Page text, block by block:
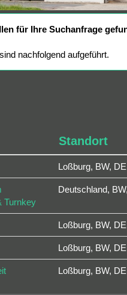
für Ihre Suchanfrage
nachfolgend aufgeführt.
Standort
Loßburg, BW, DE
Turnkey
Deutschland,
Loßburg, BW, DE
Loßburg, BW, DE
Loßburg, BW, DE